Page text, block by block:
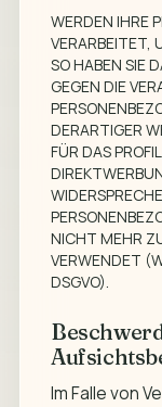
WERDEN IHRE
VERARBEITET,
SO HABEN SIE
GEGEN DIE
DERARTIGER
FÜR DAS
ICHT MEHR
ERWENDET
SGVO).
Im Falle von